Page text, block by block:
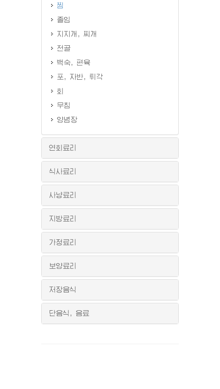
찜
졸임
지지개, 찌개
전골
백숙, 편육
포, 자반, 튀각
회
무침
양념장
연회료리
식사료리
사냥료리
지방료리
가정료리
보양료리
저장음식
단음식, 음료